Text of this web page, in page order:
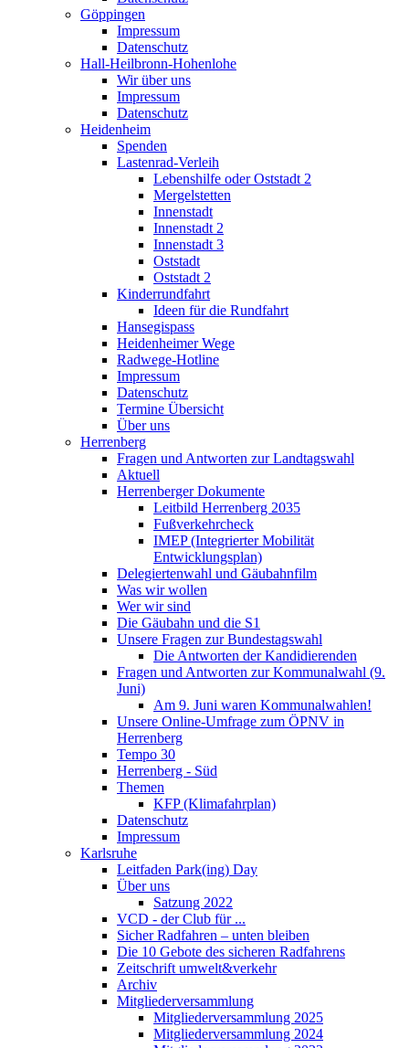
Göppingen
Impressum
Datenschutz
Hall-Heilbronn-Hohenlohe
Wir über uns
Impressum
Datenschutz
Heidenheim
Spenden
Lastenrad-Verleih
Lebenshilfe oder Oststadt 2
Mergelstetten
Innenstadt
Innenstadt 2
Innenstadt 3
Oststadt
Oststadt 2
Kinderrundfahrt
Ideen für die Rundfahrt
Hansegispass
Heidenheimer Wege
Radwege-Hotline
Impressum
Datenschutz
Termine Übersicht
Über uns
Herrenberg
Fragen und Antworten zur Landtagswahl
Aktuell
Herrenberger Dokumente
Leitbild Herrenberg 2035
Fußverkehrcheck
IMEP (Integrierter Mobilität
Entwicklungsplan)
Delegiertenwahl und Gäubahnfilm
Was wir wollen
Wer wir sind
Die Gäubahn und die S1
Unsere Fragen zur Bundestagswahl
Die Antworten der Kandidierenden
Fragen und Antworten zur Kommunalwahl (9.
Juni)
Am 9. Juni waren Kommunalwahlen!
Unsere Online-Umfrage zum ÖPNV in
Herrenberg
Tempo 30
Herrenberg - Süd
Themen
KFP (Klimafahrplan)
Datenschutz
Impressum
Karlsruhe
Leitfaden Park(ing) Day
Über uns
Satzung 2022
VCD - der Club für ...
Sicher Radfahren – unten bleiben
Die 10 Gebote des sicheren Radfahrens
Zeitschrift umwelt&verkehr
Archiv
Mitgliederversammlung
Mitgliederversammlung 2025
Mitgliederversammlung 2024